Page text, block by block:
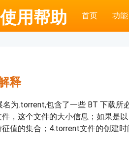
用帮助 首页 功能
释
为.torrent,包含了一些 BT 下载所
，这个文件的大小信息；如果是
值的集合；4.torrent文件的创建